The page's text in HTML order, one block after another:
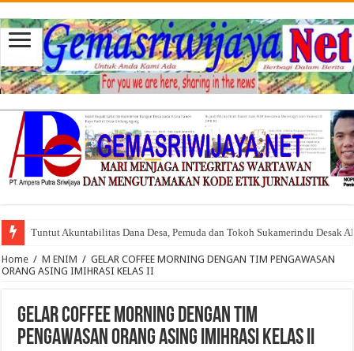
Tuntut Akuntabilitas Dana Desa, Pemuda dan Tokoh Sukamerindu Desak
Home / M ENIM / GELAR COFFEE MORNING DENGAN TIM PENGAWASAN
ORANG ASING IMIHRASI KELAS II
GELAR COFFEE MORNING DENGAN TIM
PENGAWASAN ORANG ASING IMIHRASI KELAS II